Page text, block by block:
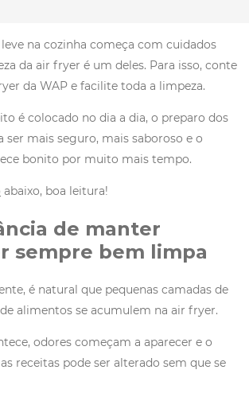
na cozinha começa com cuidados
da air fryer é um deles. Para isso, conte
da WAP e facilite toda a limpeza.
é colocado no dia a dia, o preparo dos
ser mais seguro, mais saboroso e o
bonito por muito mais tempo.
abaixo, boa leitura!
de manter
sempre bem limpa
é natural que pequenas camadas de
alimentos se acumulem na air fryer.
odores começam a aparecer e o
receitas pode ser alterado sem que se